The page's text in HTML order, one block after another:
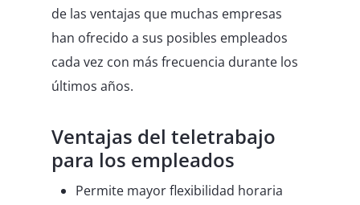
de las ventajas que muchas empresas
han ofrecido a sus posibles empleados
cada vez con más frecuencia durante los
últimos años.
Ventajas del teletrabajo
para los empleados
Permite mayor flexibilidad horaria